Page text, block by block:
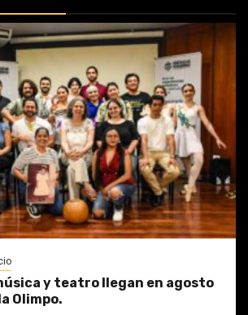
y teatro llegan en agosto
Olimpo.